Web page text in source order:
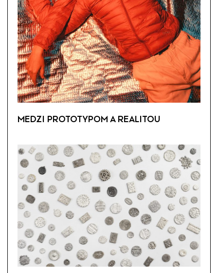
MEDZI PROTOTYPOM A REALITOU